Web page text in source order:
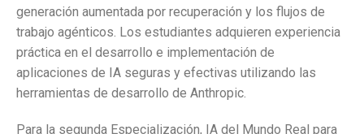
generación aumentada por recuperación y los flujos de
trabajo agénticos. Los estudiantes adquieren experiencia
práctica en el desarrollo e implementación de
aplicaciones de IA seguras y efectivas utilizando las
herramientas de desarrollo de Anthropic.
Para la segunda Especialización, IA del Mundo Real para